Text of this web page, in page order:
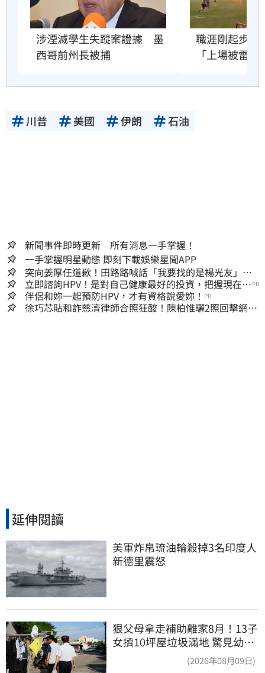
涉湮滅學生失蹤案證據　墨
西哥前州長被捕
職涯剛起步　
「上場被雷劈
川普 美國 伊朗 石油
新聞事件即時更新 所有消息一手掌握！
一手掌握明星動態 即刻下載娛樂星聞APP
突向姜厚任道歉！田路路喊話「我要找的是楊光友」：
當時太衝動
立即諮詢HPV！是對自己健康最好的投資，把握現在不
嫌晚！
PR
伴侶和妳一起預防HPV，才有資格說愛妳！ PR
徐巧芯貼和詐慈濟律師合照狂酸！陳柏惟曬2照回擊網笑
延伸閱讀
美軍炸帛琉油輪殺掉3名印度人
新德里震怒
狠父母拿走補助離家8月！13子
女擠10坪屋垃圾滿地 驚見幼童
(2026年08月09日)